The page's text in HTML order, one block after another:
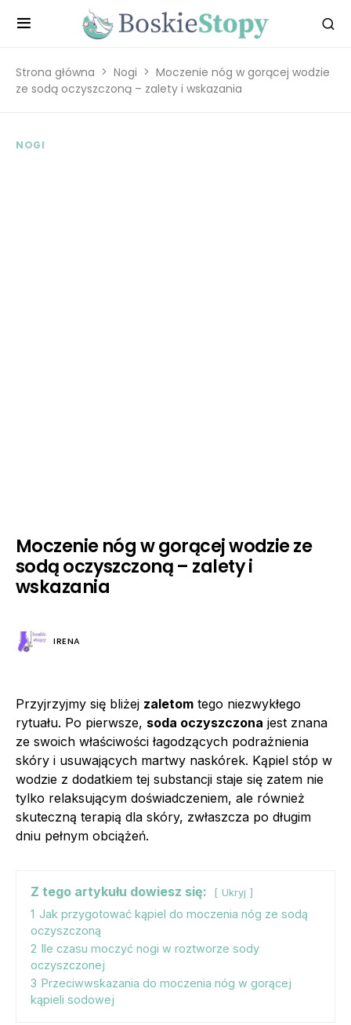
Strona główna Nogi
Moczenie nóg w gorącej wodzie
ze sodą oczyszczoną – zalety i wskazania
NOGI
Moczenie nóg w gorącej wodzie ze
sodą oczyszczoną – zalety i
wskazania
IRENA
Przyjrzyjmy się bliżej zaletom tego niezwykłego
rytuału. Po pierwsze, soda oczyszczona jest znana
ze swoich właściwości łagodzących podrażnienia
skóry i usuwających martwy naskórek. Kąpiel stóp w
wodzie z dodatkiem tej substancji staje się zatem nie
tylko relaksującym doświadczeniem, ale również
skuteczną terapią dla skóry, zwłaszcza po długim
dniu pełnym obciążeń.
Z tego artykułu dowiesz się: Ukryj
1 Jak przygotować kąpiel do moczenia nóg ze sodą
oczyszczoną
2 Ile czasu moczyć nogi w roztworze sody
oczyszczonej
3 Przeciwwskazania do moczenia nóg w gorącej
kąpieli sodowej